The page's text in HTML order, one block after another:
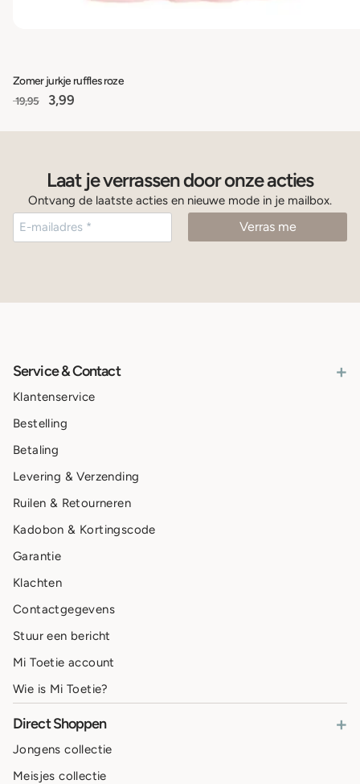
Zomer jurkje ruffles roze
19,95 3,99
Laat je verrassen door onze acties
Ontvang de laatste acties en nieuwe mode in je mailbox.
Service & Contact +
Klantenservice
Bestelling
Betaling
Levering & Verzending
Ruilen & Retourneren
Kadobon & Kortingscode
Garantie
Klachten
Contactgegevens
Stuur een bericht
Mi Toetie account
Wie is Mi Toetie?
Direct Shoppen +
Jongens collectie
Meisjes collectie